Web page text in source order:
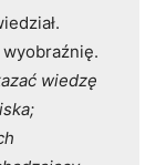
wyobraźnię.
wiedzę